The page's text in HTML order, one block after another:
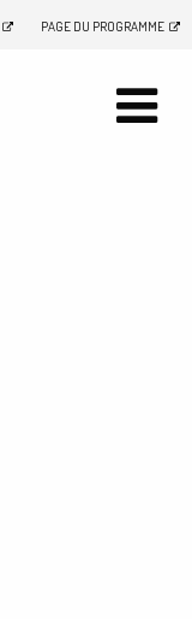
PAGE DU PROGRAMME